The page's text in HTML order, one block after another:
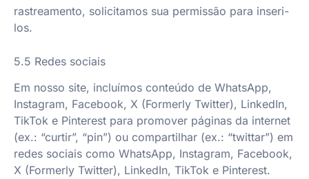
rastreamento, solicitamos sua permissão para inseri-
los.
5.5 Redes sociais
Em nosso site, incluímos conteúdo de WhatsApp,
Instagram, Facebook, X (Formerly Twitter), LinkedIn,
TikTok e Pinterest para promover páginas da internet
(ex.: “curtir”, “pin”) ou compartilhar (ex.: “twittar”) em
redes sociais como WhatsApp, Instagram, Facebook,
X (Formerly Twitter), LinkedIn, TikTok e Pinterest.